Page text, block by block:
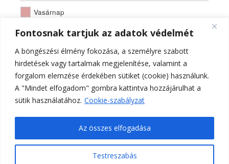
Fontosnak tartjuk az adatok védelmét
A böngészési élmény fokozása, a személyre szabott
hirdetések vagy tartalmak megjelenítése, valamint a
forgalom elemzése érdekében sütiket (cookie) használunk.
A "Mindet elfogadom" gombra kattintva hozzájárulhat a
sütik használatához. Cookie-szabályzat
Testreszabás
Az összes elfogadása
Vasárnap